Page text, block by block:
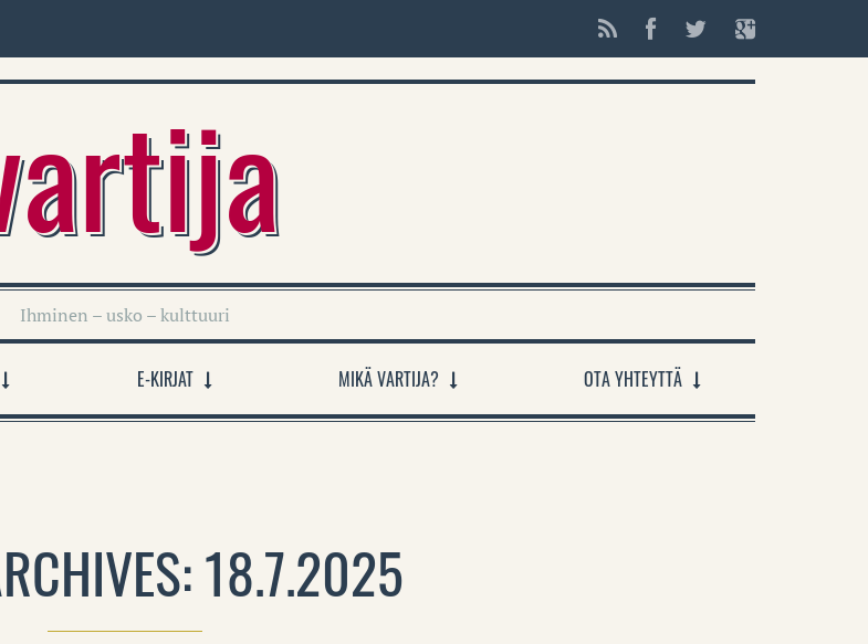
Ihminen – usko – kulttuuri
E-KIRJAT MIKÄ VARTIJA? OTA YHTEYTTÄ
18.7.2025